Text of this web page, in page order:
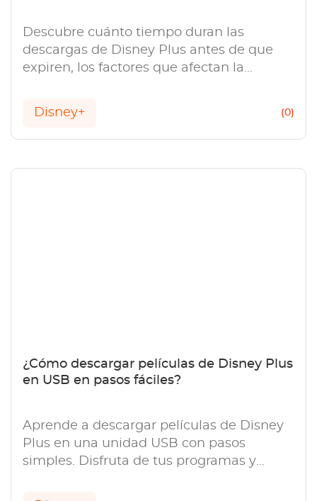
Descubre cuánto tiempo duran las
descargas de Disney Plus antes de que
expiren, los factores que afectan la
accesible sin conexión.
Disney+ (0)
¿Cómo descargar películas de Disney Plus
en USB en pasos fáciles?
Aprende a descargar películas de Disney
Plus en una unidad USB con pasos
simples. Disfruta de tus programas y